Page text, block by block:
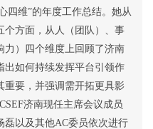
四维”的年度工作总结。她从
个方面，从人（团队）、事
力）四个维度上回顾了济南
出如何持续发挥平台引领作
重要 ，并强调需开拓更具影
济南现任主席会议成员
磊以及其他AC委员依次进行